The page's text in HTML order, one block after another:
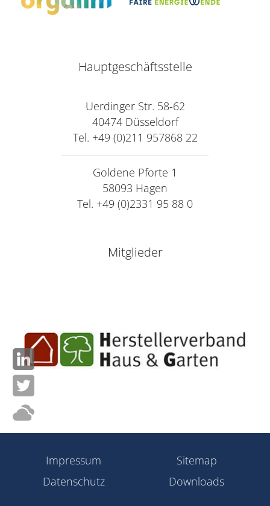
Hauptgeschäftsstelle
Uerdinger Str. 58-62
40474 Düsseldorf
Tel. +49 (0)211 957868 22
Goldene Pforte 1
58093 Hagen
Tel. +49 (0)2331 95 88 0
Mitglieder
Impressum
Sitemap
Downloads
Datenschutz